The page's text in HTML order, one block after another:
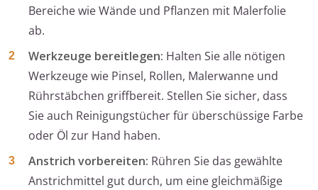
Bereiche wie Wände und Pflanzen mit Malerfolie
ab.
Werkzeuge bereitlegen: Halten Sie alle nötigen
Werkzeuge wie Pinsel, Rollen, Malerwanne und
Rührstäbchen griffbereit. Stellen Sie sicher, dass
Sie auch Reinigungstücher für überschüssige Farbe
oder Öl zur Hand haben.
Anstrich vorbereiten: Rühren Sie das gewählte
Anstrichmittel gut durch, um eine gleichmäßige